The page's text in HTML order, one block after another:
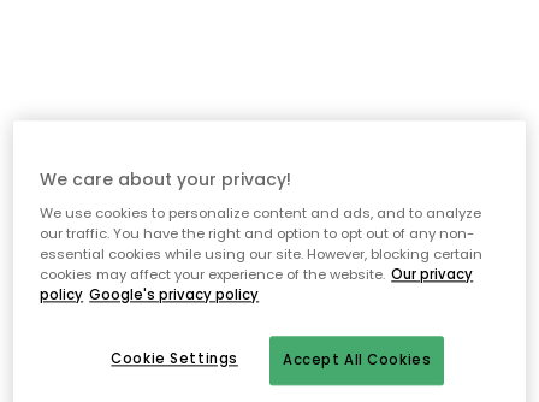
We care about your privacy!
We use cookies to personalize content and ads, and to analyze
our traffic. You have the right and option to opt out of any non-
essential cookies while using our site. However, blocking certain
cookies may affect your experience of the website. Our privacy
policy Google's privacy policy
Accept All Cookies
Cookie Settings